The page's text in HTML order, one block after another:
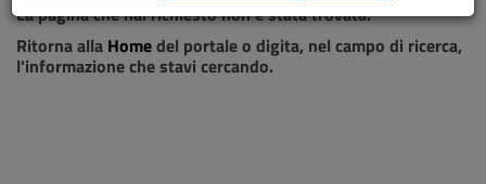
navigazione
del
sito
Vai
La pagina che hai richiesto non è stata trovata.
Ritorna alla Homedel portale o digita, nel campo di ricerca,
l'informazione che stavi cercando.